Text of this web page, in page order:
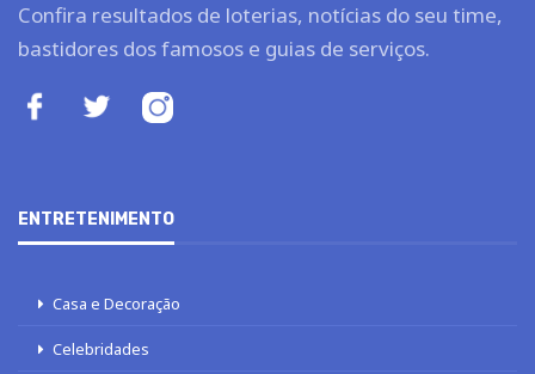
Confira resultados de loterias, notícias do seu time,
bastidores dos famosos e guias de serviços.
ENTRETENIMENTO
Casa e Decoração
Celebridades